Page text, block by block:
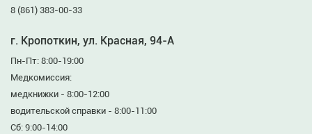
8 (861) 383-00-33
г. Кропоткин, ул. Красная, 94-А
Пн-Пт: 8:00-19:00
Медкомиссия:
медкнижки - 8:00-12:00
водительской справки - 8:00-11:00
Сб: 9:00-14:00